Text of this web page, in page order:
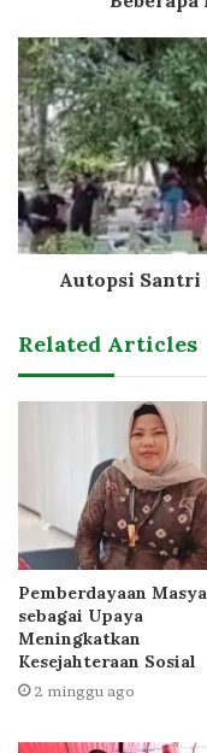
Autopsi
Related Articles
Pemberdayaan
sebagai Upaya
Meningkatkan
Kesejahteraan Sosial
2 minggu ago